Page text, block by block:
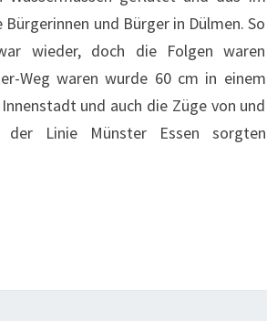
und Bürger in Dülmen. So
wieder, doch die Folgen waren
Weg waren wurde 60 cm in einem
und auch die Züge von und
der Linie Münster Essen sorgten